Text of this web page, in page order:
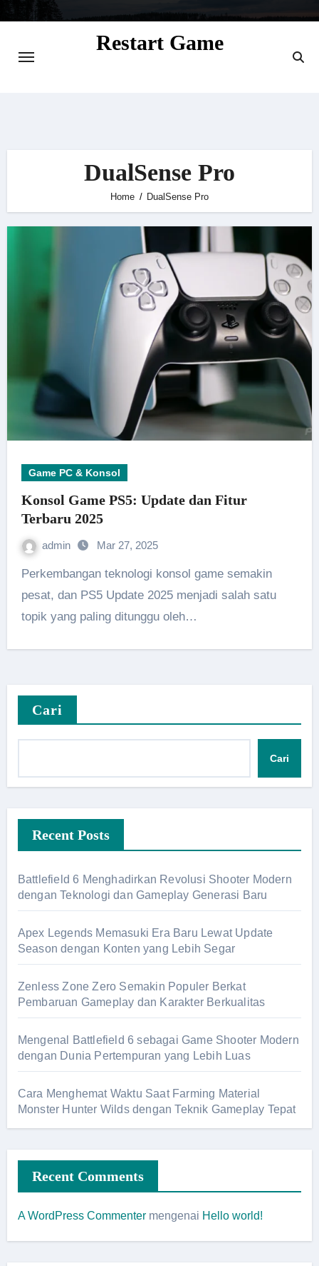
Restart Game
DualSense Pro
Home DualSense Pro
Game PC & Konsol
Konsol Game PS5: Update dan Fitur
Terbaru 2025
admin Mar 27, 2025
Perkembangan teknologi konsol game semakin
pesat, dan PS5 Update 2025 menjadi salah satu
topik yang paling ditunggu oleh…
Cari
Cari
Recent Posts
Battlefield 6 Menghadirkan Revolusi Shooter Modern
dengan Teknologi dan Gameplay Generasi Baru
Apex Legends Memasuki Era Baru Lewat Update
Season dengan Konten yang Lebih Segar
Zenless Zone Zero Semakin Populer Berkat
Pembaruan Gameplay dan Karakter Berkualitas
Mengenal Battlefield 6 sebagai Game Shooter Modern
dengan Dunia Pertempuran yang Lebih Luas
Cara Menghemat Waktu Saat Farming Material
Monster Hunter Wilds dengan Teknik Gameplay Tepat
Recent Comments
A WordPress Commentermengenai Hello world!